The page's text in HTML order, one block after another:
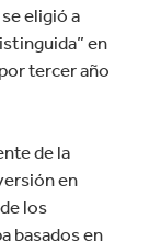
eligió a
en
tercer año
de la
en
los
basados en